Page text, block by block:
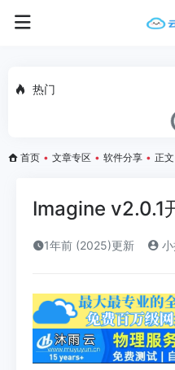
热门
首页 • 文章专区 • 软件分享 • 正文
Imagine v2.0.1
1年前 (2025)更新